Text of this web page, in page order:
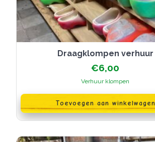
Draagklompen verhuur
€6,00
Verhuur klompen
Toevoegen aan winkelwagen